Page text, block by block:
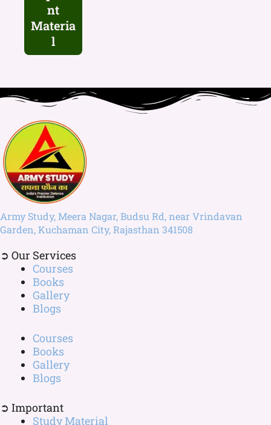
nt
Materia
l
Army Study, Meera Nagar, Budsu Rd, near Vrindavan
Garden, Kuchaman City, Rajasthan 341508
➲ Our Services
Courses
Books
Gallery
Blogs
Courses
Books
Gallery
Blogs
➲ Important
Study Material